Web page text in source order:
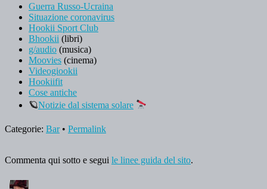
Guerra Russo-Ucraina
Situazione coronavirus
Hookii Sport Club
Bhookii (libri)
g/audio (musica)
Moovies (cinema)
Videogiookii
Hookiifit
Cose antiche
🪐Notizie dal sistema solare
Categorie: Bar• Permalink
Commenta qui sotto e segui le linee guida del sito.